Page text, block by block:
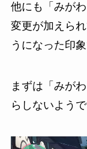
他にも「みが
変更が加えら
うになった印象
まずは「みが
らしないようで